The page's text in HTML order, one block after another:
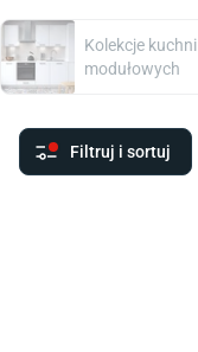
Kolekcje kuchni
modułowych
Filtruj i sortuj